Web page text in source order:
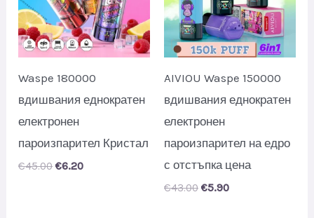
Waspe 180000
вдишвания еднократен
електронен
пароизпарител Кристал
€45.00 Original
€6.20Current
AIVIOU Waspe 150000
вдишвания еднократен
електронен
пароизпарител на едро
с отстъпка цена
€43.00 Original
€5.90Current